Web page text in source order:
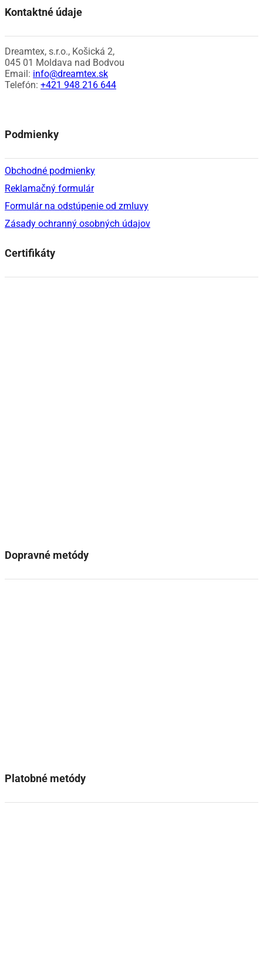
Kontaktné údaje
Dreamtex, s.r.o., Košická 2,
045 01 Moldava nad Bodvou
Email: info@dreamtex.sk
Telefón: +421 948 216 644
Podmienky
Obchodné podmienky
Reklamačný formulár
Formulár na odstúpenie od zmluvy
Zásady ochranný osobných údajov
Certifikáty
Dopravné metódy
Platobné metódy